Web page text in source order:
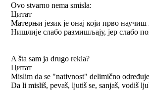
Ovo stvarno nema smisla:
Цитат
Матерњи језик је онај који прво
Нишлије слабо размишљају, јер слабо
A šta sam ja drugo rekla?
Цитат
Mislim da se "nativnost" delimično
Da li misliš, pevaš, ljutiš se, sanjaš, vodiš